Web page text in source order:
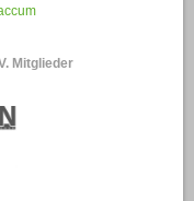
Mitglieder